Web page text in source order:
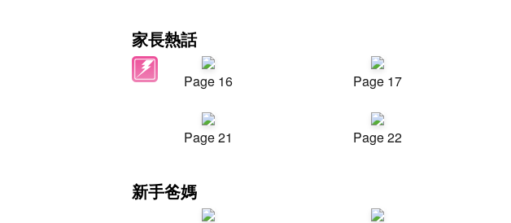
家長熱話
Page 16 Page 17
Page 21 Page 22
新手爸媽